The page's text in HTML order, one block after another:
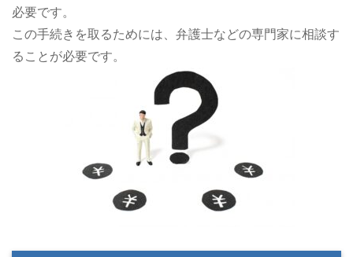
必要です。
この手続きを取るためには、弁護士などの専門家に相談す
ることが必要です。